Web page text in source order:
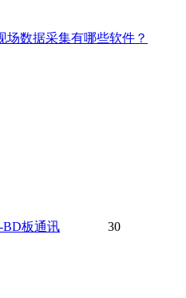
场数据采集有哪些软件？
BD板通讯
30